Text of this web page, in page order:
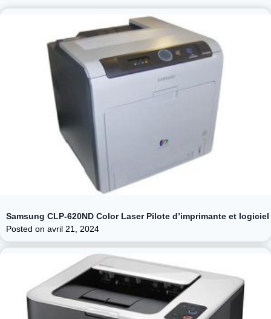
Samsung CLP-620ND Color Laser Pilote d’imprimante et logiciel
Posted on avril 21, 2024